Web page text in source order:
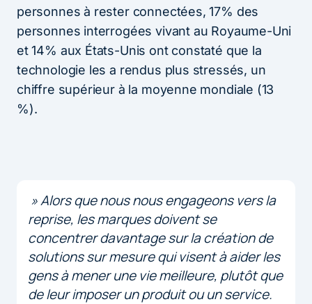
personnes à rester connectées, 17% des
personnes interrogées vivant au Royaume-Uni
et 14% aux États-Unis ont constaté que la
technologie les a rendus plus stressés, un
chiffre supérieur à la moyenne mondiale (13
%).
» Alors que nous nous engageons vers la
reprise, les marques doivent se
concentrer davantage sur la création de
solutions sur mesure qui visent à aider les
gens à mener une vie meilleure, plutôt que
de leur imposer un produit ou un service.